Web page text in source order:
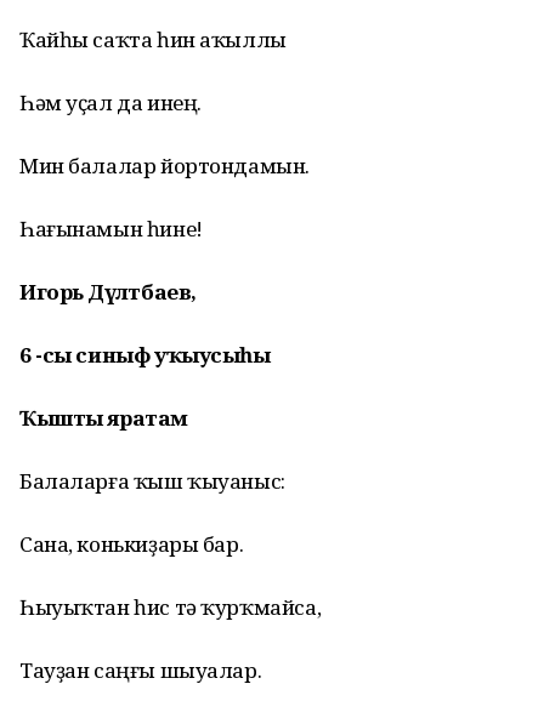
Ҡайһы саҡта һин аҡыллы
Һәм уҫал да инең.
Мин балалар йортондамын.
Һағынамын һине!
Игорь Дәүләтбаев,
6 -сы синыф уҡыусыһы
Ҡышты яратам
Балаларға ҡыш ҡыуаныс:
Сана, конькиҙары бар.
Һыуыҡтан һис тә ҡурҡмайса,
Тауҙан саңғы шыуалар.